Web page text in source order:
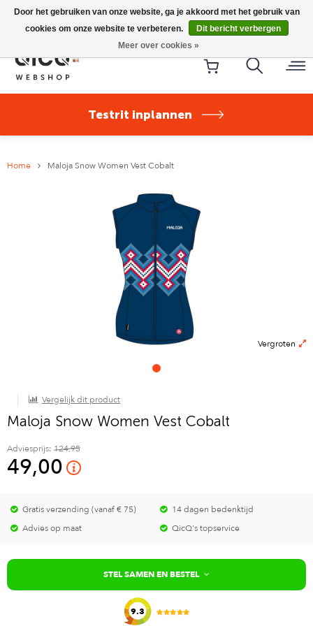
Riese & Müller Nevo5 Silent Core nu direct uit voorraad
leverbaar!
Testrit inplannen
Home Maloja Snow Women Vest Cobalt
Vergroten
Vergelijk dit product
Maloja Snow Women Vest Cobalt
Adviesprijs: 124,95
49,00
Gratis verzending (vanaf € 75)
14 dagen bedenktijd
Advies op maat
QicQ's topservice
STEL SAMEN EN BESTEL
9.3
Door het gebruiken van onze website, ga je akkoord met het gebruik van
cookies om onze website te verbeteren.
Dit bericht verbergen
Meer over cookies »